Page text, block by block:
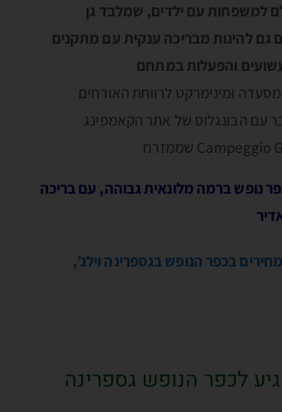
למשפחות עם ילדים, שמלבד גן
גם להינות מבריכה ענקית עם מתקנים
והפעלות במתחם
ומינימרקט לרווחת האורחים
עם הבונגלוס של אתר הקאמפינג
נופש ברמה מלונאית גבוהה, עם בריכה
בכפר הנופש בגספרינה וילג',
לכפר הנופש גספרינה